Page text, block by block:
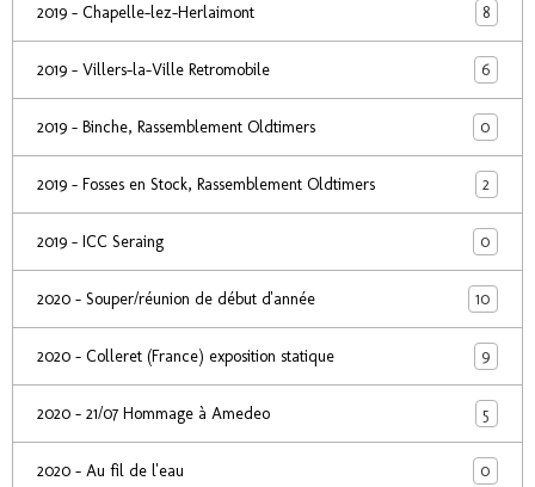
2019 - Chapelle-lez-Herlaimont 8
2019 - Villers-la-Ville Retromobile 6
2019 - Binche, Rassemblement Oldtimers 0
2019 - Fosses en Stock, Rassemblement Oldtimers 2
2019 - ICC Seraing 0
2020 - Souper/réunion de début d'année 10
2020 - Colleret (France) exposition statique 9
2020 - 21/07 Hommage à Amedeo 5
2020 - Au fil de l'eau 0